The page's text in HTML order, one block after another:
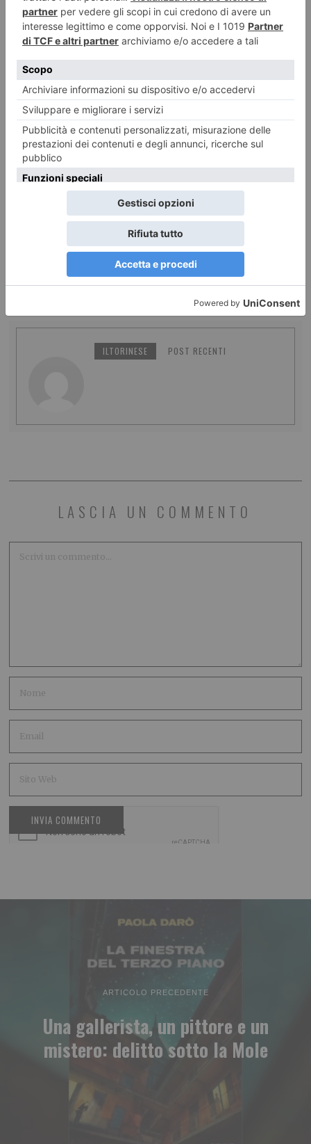
8 AGOSTO 2026
Ferragosto a Torino: 107 negozi e locali aperti nelle
settimane più delicate dell’estate
ILTORINESE POST RECENTI
LASCIA UN COMMENTO
ARTICOLO PRECEDENTE
Una gallerista, un pittore e un
mistero: delitto sotto la Mole